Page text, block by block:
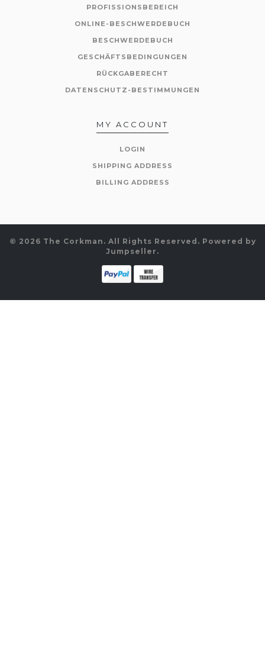
PROFISSIONSBEREICH
ONLINE-BESCHWERDEBUCH
BESCHWERDEBUCH
GESCHÄFTSBEDINGUNGEN
RÜCKGABERECHT
DATENSCHUTZ-BESTIMMUNGEN
MY ACCOUNT
LOGIN
SHIPPING ADDRESS
BILLING ADDRESS
© 2026 The Corkman. All Rights Reserved. Powered by
Jumpseller .